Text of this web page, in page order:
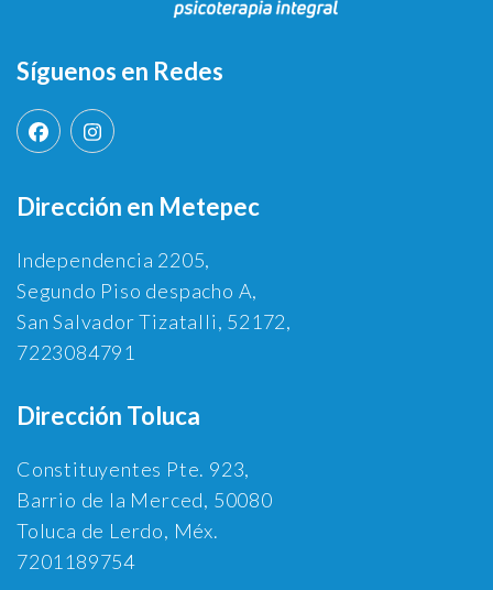
Síguenos en Redes
Dirección en Metepec
Independencia 2205,
Segundo Piso despacho A,
San Salvador Tizatalli, 52172,
7223084791
Dirección Toluca
Constituyentes Pte. 923,
Barrio de la Merced, 50080
Toluca de Lerdo, Méx.
7201189754